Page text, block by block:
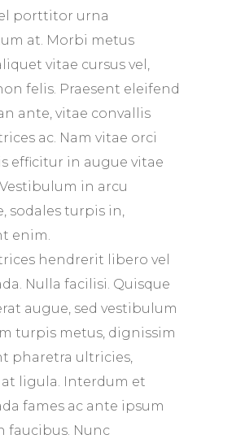
porttitor urna
at. Morbi metus
vitae cursus vel,
felis. Praesent eleifend
ante, vitae convallis
ac. Nam vitae orci
efficitur in augue vitae
in arcu
sodales turpis in,
enim.
hendrerit libero vel
Nulla facilisi. Quisque
augue, sed vestibulum
turpis metus, dignissim
pharetra ultricies,
at ligula. Interdum et
fames ac ante ipsum
faucibus. Nunc